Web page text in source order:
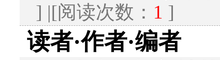
] |[阅读次数： 1 ]
读者·作者·编者